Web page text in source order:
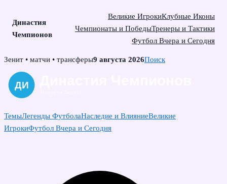
Династия
Чемпионов
Великие ИгрокиКлубные Иконы
Чемпионаты и ПобедыТренеры и Тактики
Футбол Вчера и Сегодня
Skip
content
Зенит • матчи • трансферы9 августа 2026Поиск
ТемыЛегенды ФутболаНаследие и ВлияниеВеликие
ИгрокиФутбол Вчера и Сегодня